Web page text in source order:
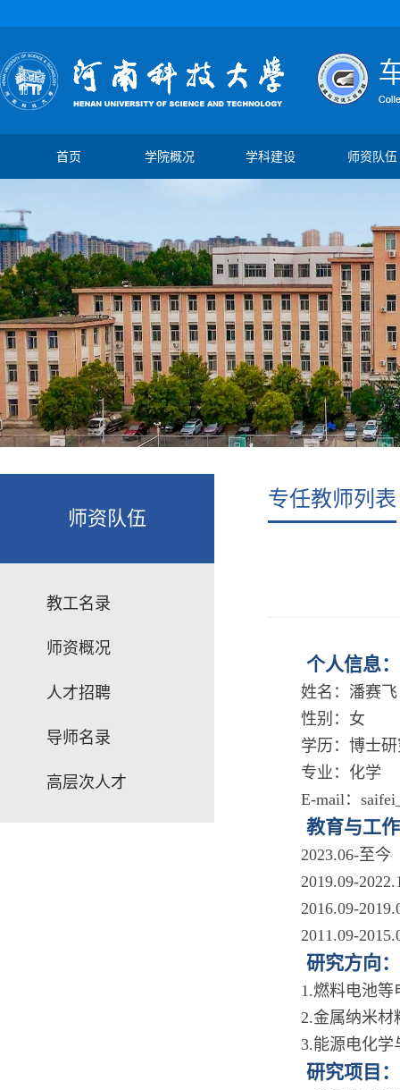
首页 学院概况 学科建设 师资队伍
师资队伍
教工名录
师资概况
人才招聘
导师名录
高层次人才
专任教师列表
个人信息：
姓名：潘赛飞
性别：女
学历：博士
专业：化学
E-mail：
教育与工
2023.06-至
2019.09-
2016.09-
2011.09-
研究方向：
1.燃料电池等
2.金属纳米材
3.能源电化学
研究项目：